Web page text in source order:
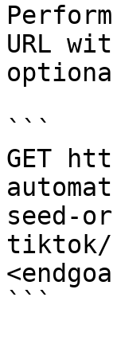
URL
```
GET
seed-
tiktok/
```